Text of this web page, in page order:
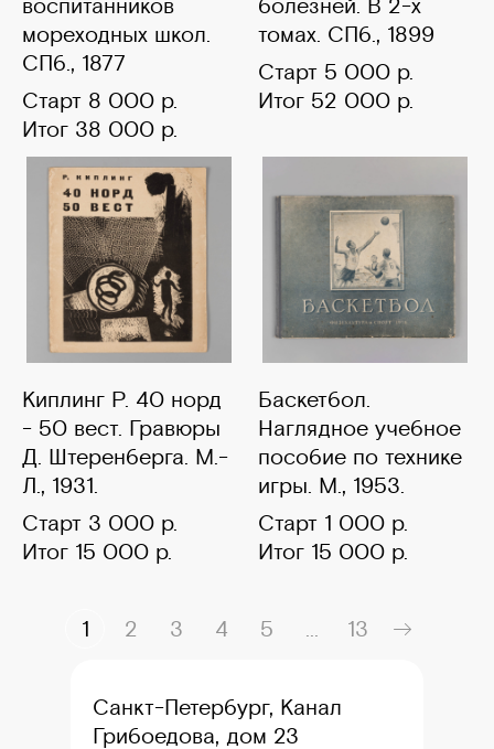
воспитанников
мореходных школ.
СПб., 1877
Старт 8 000 р.
Итог 38 000 р.
болезней. В 2-х
томах. СПб., 1899
Старт 5 000 р.
Итог 52 000 р.
Киплинг Р. 40 норд
- 50 вест. Гравюры
Д. Штеренберга. М.-
Л., 1931.
Старт 3 000 р.
Итог 15 000 р.
Баскетбол.
Наглядное учебное
пособие по технике
игры. М., 1953.
Старт 1 000 р.
Итог 15 000 р.
1 2 3 4 5 13
Санкт-Петербург, Канал
Грибоедова, дом 23